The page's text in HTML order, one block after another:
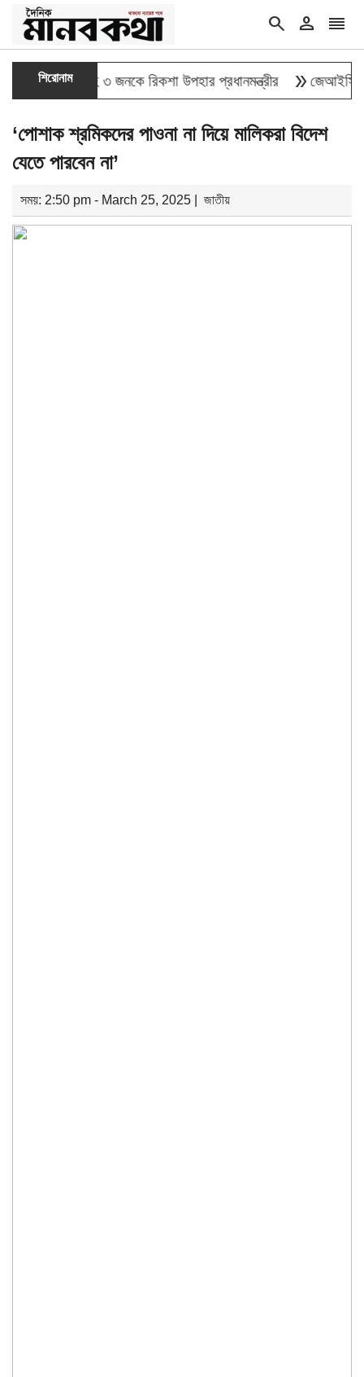
search person reorder
শিরোনাম
যোদ্ধাসহ ৩ জনকে রিকশা উপহার প্রধানমন্ত্রীর double_arrowজেআইসিতে এক-
‘পোশাক শ্রমিকদের পাওনা না দিয়ে মালিকরা বিদেশ
যেতে পারবেন না’
সময়: 2:50 pm - March 25, 2025 | জাতীয়